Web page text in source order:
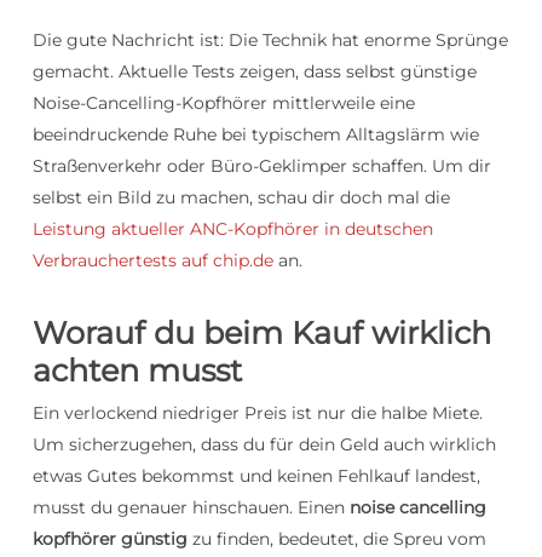
Die gute Nachricht ist: Die Technik hat enorme Sprünge
gemacht. Aktuelle Tests zeigen, dass selbst günstige
Noise-Cancelling-Kopfhörer mittlerweile eine
beeindruckende Ruhe bei typischem Alltagslärm wie
Straßenverkehr oder Büro-Geklimper schaffen. Um dir
selbst ein Bild zu machen, schau dir doch mal die
Leistung aktueller ANC-Kopfhörer in deutschen
Verbrauchertests auf chip.dean.
Worauf du beim Kauf wirklich
achten musst
Ein verlockend niedriger Preis ist nur die halbe Miete.
Um sicherzugehen, dass du für dein Geld auch wirklich
etwas Gutes bekommst und keinen Fehlkauf landest,
musst du genauer hinschauen. Einen noise cancelling
kopfhörer günstig zu finden, bedeutet, die Spreu vom